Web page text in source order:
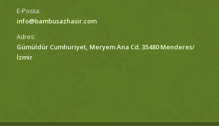
E-Posta:
info@bambusazhasir.com
Adres:
Gümüldür Cumhuriyet, Meryem Ana Cd. 35480 Menderes/
İzmir